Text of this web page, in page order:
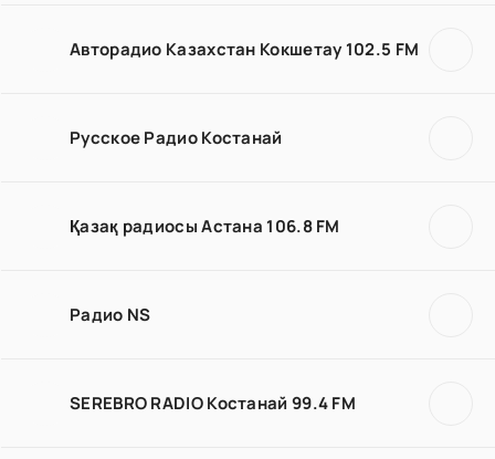
Авторадио Казахстан Кокшетау 102.5 FM
Русское Радио Костанай
Қазақ радиосы Астана 106.8 FM
Радио NS
SEREBRO RADIO Костанай 99.4 FM